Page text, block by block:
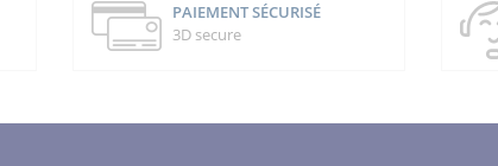
PAIEMENT SÉCURISÉ
3D secure